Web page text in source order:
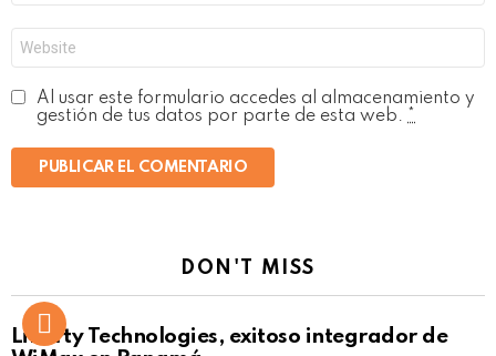
*
Al usar este formulario accedes al almacenamiento y
gestión de tus datos por parte de esta web.
DON'T MISS
Liberty Technologies, exitoso integrador de